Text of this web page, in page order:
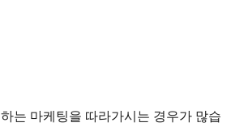
는 마케팅을 따라가시는 경우가 많습